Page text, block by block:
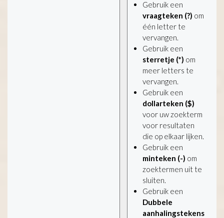
Gebruik een
vraagteken (?) om
één letter te
vervangen.
Gebruik een
sterretje (*) om
meer letters te
vervangen.
Gebruik een
dollarteken ($)
voor uw zoekterm
voor resultaten
die op elkaar lijken.
Gebruik een
minteken (-) om
zoektermen uit te
sluiten.
Gebruik een
Dubbele
aanhalingstekens